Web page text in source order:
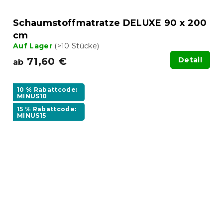
Schaumstoffmatratze DELUXE 90 x 200
cm
Auf Lager (>10 Stücke)
ab 71,60 € Detail
10 % Rabattcode:
MINUS10
15 % Rabattcode:
MINUS15